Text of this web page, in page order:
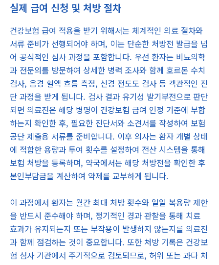
실제 급여 신청 및 처방 절차
건강보험 급여 적용을 받기 위해서는 체계적인 의료 절차와
서류 준비가 선행되어야 하며, 이는 단순한 처방전 발급을 넘
어 공식적인 심사 과정을 포함합니다. 우선 환자는 비뇨의학
과 전문의를 방문하여 상세한 병력 조사와 함께 호르몬 수치
검사, 음경 혈액 흐름 측정, 신경 전도도 검사 등 객관적인 진
단 과정을 받게 됩니다. 검사 결과 유기성 발기부전으로 판단
되면 의료진은 해당 병명이 건강보험 급여 인정 기준에 부합
하는지 확인한 후, 필요한 진단서와 소견서를 작성하여 보험
공단 제출용 서류를 준비합니다. 이후 의사는 환자 개별 상태
에 적합한 용량과 투여 횟수를 설정하여 전산 시스템을 통해
보험 처방을 등록하며, 약국에서는 해당 처방전을 확인한 후
본인부담금을 계산하여 약제를 교부하게 됩니다.
이 과정에서 환자는 월간 최대 처방 횟수와 일일 복용량 제한
을 반드시 준수해야 하며, 정기적인 경과 관찰을 통해 치료
효과가 유지되는지 또는 부작용이 발생하지 않는지를 의료진
과 함께 점검하는 것이 중요합니다. 또한 처방 기록은 건강보
험 심사 기관에서 주기적으로 검토되므로, 허위 또는 과다 처